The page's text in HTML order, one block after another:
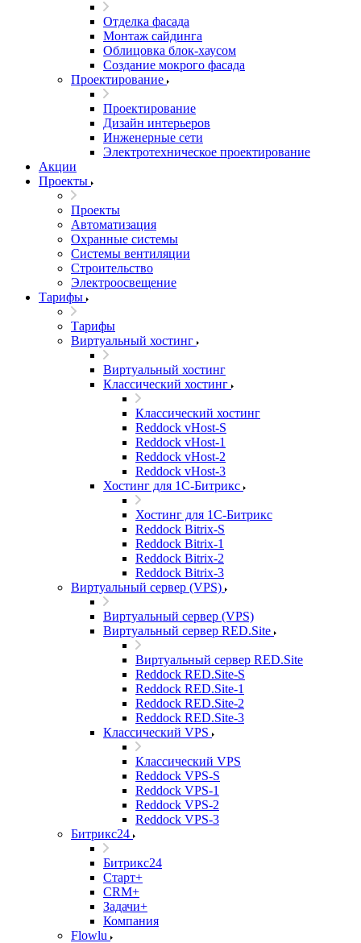
Отделка фасада
Монтаж сайдинга
Облицовка блок-хаусом
Создание мокрого фасада
Проектирование
Проектирование
Дизайн интерьеров
Инженерные сети
Электротехническое проектирование
Акции
Проекты
Проекты
Автоматизация
Охранные системы
Системы вентиляции
Строительство
Электроосвещение
Тарифы
Тарифы
Виртуальный хостинг
Виртуальный хостинг
Классический хостинг
Классический хостинг
Reddock vHost-S
Reddock vHost-1
Reddock vHost-2
Reddock vHost-3
Хостинг для 1С-Битрикс
Хостинг для 1С-Битрикс
Reddock Bitrix-S
Reddock Bitrix-1
Reddock Bitrix-2
Reddock Bitrix-3
Виртуальный сервер (VPS)
Виртуальный сервер (VPS)
Виртуальный сервер RED.Site
Виртуальный сервер RED.Site
Reddock RED.Site-S
Reddock RED.Site-1
Reddock RED.Site-2
Reddock RED.Site-3
Классический VPS
Классический VPS
Reddock VPS-S
Reddock VPS-1
Reddock VPS-2
Reddock VPS-3
Битрикс24
Битрикс24
Старт+
CRM+
Задачи+
Компания
Flowlu